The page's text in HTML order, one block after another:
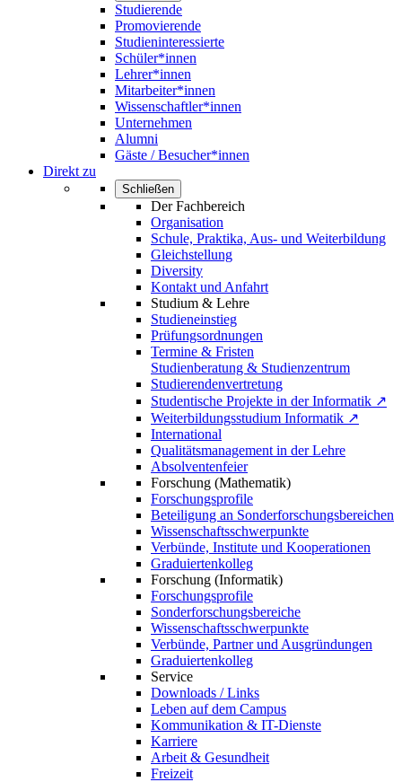
Studierende
Promovierende
Studieninteressierte
Schüler*innen
Lehrer*innen
Mitarbeiter*innen
Wissenschaftler*innen
Unternehmen
Alumni
Gäste / Besucher*innen
Direkt zu
Schließen
Der Fachbereich
Organisation
Schule, Praktika, Aus- und Weiterbildung
Gleichstellung
Diversity
Kontakt und Anfahrt
Studium & Lehre
Studieneinstieg
Prüfungsordnungen
Termine & Fristen
Studienberatung & Studienzentrum
Studierendenvertretung
Studentische Projekte in der Informatik ↗
Weiterbildungsstudium Informatik ↗
International
Qualitätsmanagement in der Lehre
Absolventenfeier
Forschung (Mathematik)
Forschungsprofile
Beteiligung an Sonderforschungsbereichen
Wissenschaftsschwerpunkte
Verbünde, Institute und Kooperationen
Graduiertenkolleg
Forschung (Informatik)
Forschungsprofile
Sonderforschungsbereiche
Wissenschaftsschwerpunkte
Verbünde, Partner und Ausgründungen
Graduiertenkolleg
Service
Downloads / Links
Leben auf dem Campus
Kommunikation & IT-Dienste
Karriere
Arbeit & Gesundheit
Freizeit